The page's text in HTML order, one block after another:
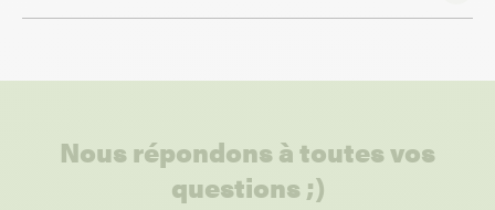
Nous répondons à toutes vos
questions ;)